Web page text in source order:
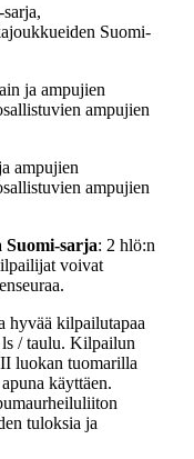
Suomi-
ja ampujien
ampujien
ampujien
ampujien
Suomi-sarja: 2 hlö:n
voivat
hyvää kilpailutapaa
ls / taulu. Kilpailun
luokan tuomarilla
käyttäen.
tuloksia ja